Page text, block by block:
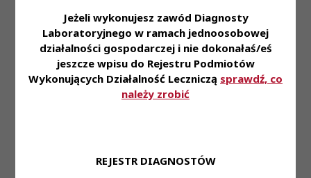
Jeżeli wykonujesz zawód Diagnosty
Laboratoryjnego w ramach jednoosobowej
działalności gospodarczej i nie dokonałaś/eś
jeszcze wpisu do Rejestru Podmiotów
Wykonujących Działalność Leczniczą sprawdź, co
należy zrobić
REJESTR DIAGNOSTÓW
- Mile widziane doświadczenie w wykonywaniu
powyższych procedur (nie jest to warunek
konieczny)
Oferujemy:
- Niezbędne szkolenia z zakresu leczenia
- Pakiet prywatnej opieki medycznej